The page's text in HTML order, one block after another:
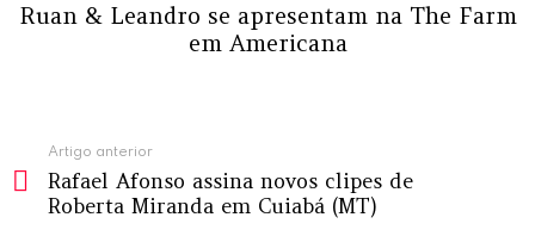
Ruan & Leandro se apresentam na The Farm
em Americana
mais
Artigo anterior
Rafael Afonso assina novos clipes de
Roberta Miranda em Cuiabá (MT)